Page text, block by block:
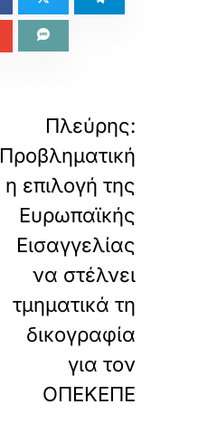
Πλεύρης:
Προβληματική
η επιλογή της
Ευρωπαϊκής
Εισαγγελίας
να στέλνει
τμηματικά τη
δικογραφία
για τον
ΟΠΕΚΕΠΕ